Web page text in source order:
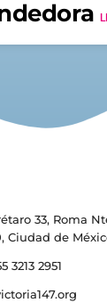
33, Roma
Ciudad de
3213 2951